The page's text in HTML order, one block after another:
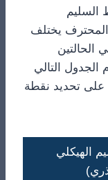
السليم
المحترف يختلف
الحالتين
الجدول التالي
على تحديد نقطة
الهيكلي